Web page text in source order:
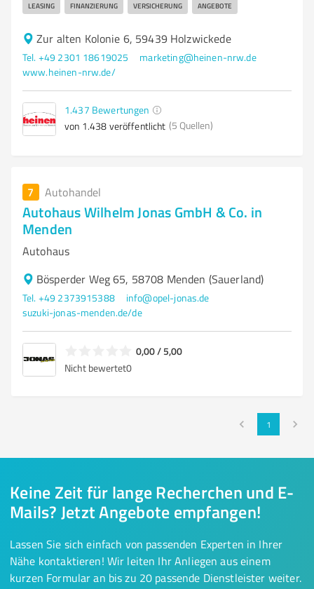
LEASING FINANZIERUNG VERSICHERUNG ANGEBOTE
Zur alten Kolonie 6, 59439 Holzwickede
Tel. +49 2301 18619025
marketing@heinen-nrw.de
www.heinen-nrw.de/
1.437 Bewertungen
von 1.438 veröffentlicht (5 Quellen)
7 Autohandel
Autohaus Wilhelm Jonas GmbH & Co. in
Menden
Autohaus
Bösperder Weg 65, 58708 Menden (Sauerland)
Tel. +49 2373915388
info@opel-jonas.de
suzuki-jonas-menden.de/de
0,00 / 5,00
Nicht bewertet0
1
Keine Zeit für lange Recherchen und E-
Mails? Jetzt Angebote empfangen!
Lassen Sie sich einfach von passenden Experten in Ihrer
Nähe kontaktieren! Wir leiten Ihr Anliegen aus einem
kurzen Formular an bis zu 20 passende Dienstleister weiter.